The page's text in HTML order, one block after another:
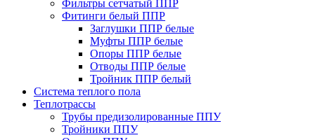
Фильтры сетчатый ППР
Фитинги белый ППР
Заглушки ППР белые
Муфты ППР белые
Опоры ППР белые
Отводы ППР белые
Тройник ППР белый
Система теплого пола
Теплотрассы
Трубы предизолированные ППУ
Тройники ППУ